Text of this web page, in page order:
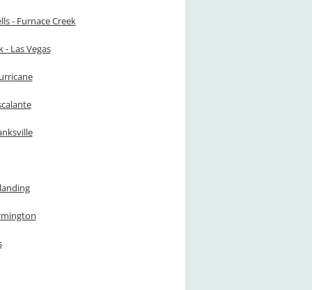
- Furnace Creek
- Las Vegas